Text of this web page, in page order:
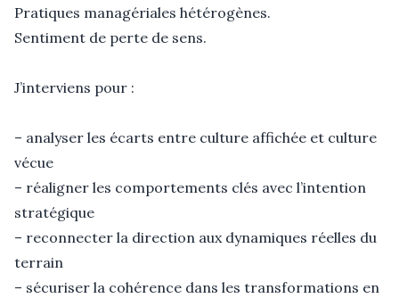
Pratiques managériales hétérogènes.
Sentiment de perte de sens.
J’interviens pour :
– analyser les écarts entre culture affichée et culture
vécue
– réaligner les comportements clés avec l’intention
stratégique
– reconnecter la direction aux dynamiques réelles du
terrain
– sécuriser la cohérence dans les transformations en